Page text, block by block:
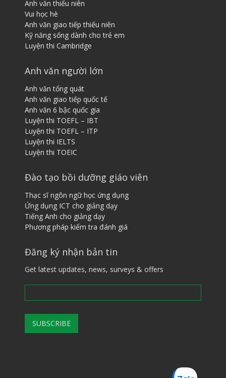
Anh văn thiếu niên
Vui học hè
Anh văn giao tiếp thiếu niên
Kỹ năng sống dành cho trẻ em
Luyện thi Cambridge
Anh văn người lớn
Anh văn tổng quát
Anh văn giao tiếp quốc tế
Anh văn 6 bậc quốc gia
Luyện thi TOEFL – IBT
Luyện thi TOEFL – ITP
Luyện thi IELTS
Luyện thi TOEIC
Đào tạo bồi dưỡng giáo viên
Thạc sĩ ngôn ngữ học ứng dụng
Ứng dụng ICT cho giảng dạy
Tiếng ​A​nh cho giảng dạy
Phương pháp kiểm tra đánh giá
Đăng ký nhận bản tin
Get latest updates, news, surveys & offers